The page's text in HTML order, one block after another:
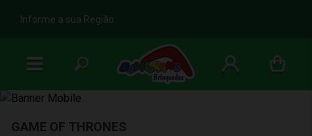
b
Informe a sua Região
GAME OF THRONES